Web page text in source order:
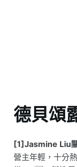
德貝頌
[1]Jasmine Liu
營主年輕，十分